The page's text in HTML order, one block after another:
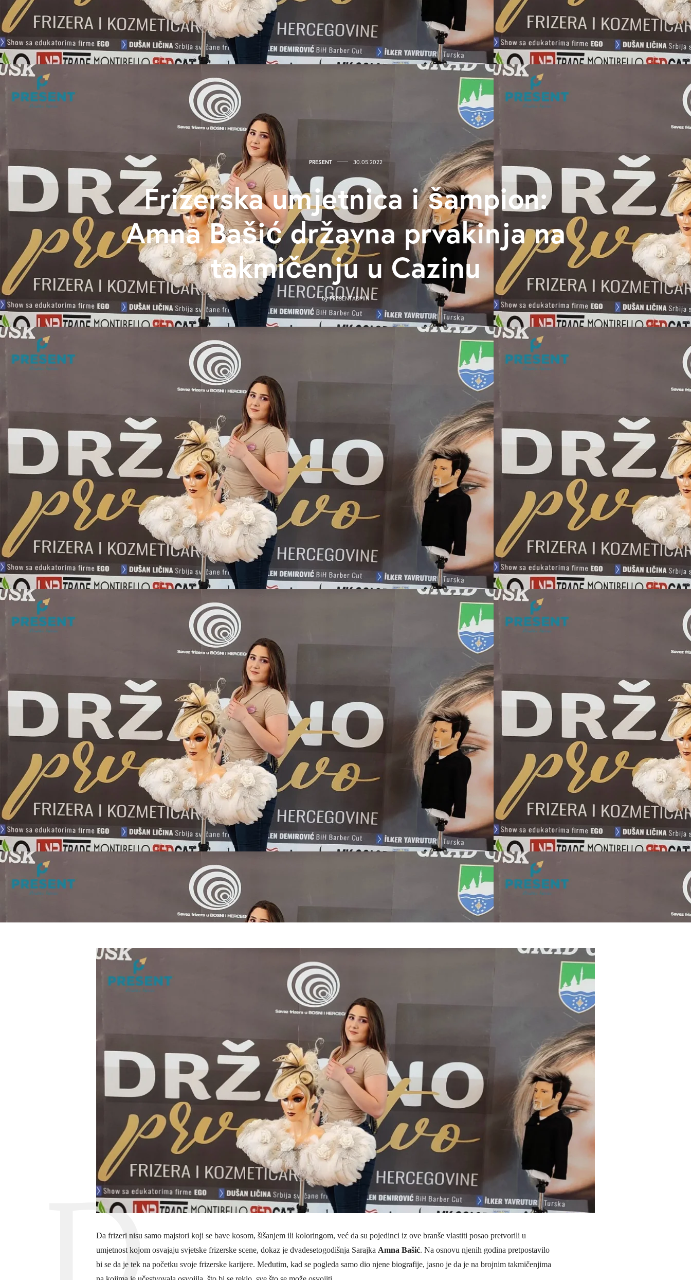
PRESENT 30.05.2022
Frizerska umjetnica i šampion:
Amna Bašić državna prvakinja na
takmičenju u Cazinu
by PRESENTADMIN
Da frizeri nisu samo majstori koji se bave kosom, šišanjem ili koloringom, već da su pojedinci iz ove branše vlastiti posao pretvorili u
umjetnost kojom osvajaju svjetske frizerske scene, dokaz je dvadesetogodišnja Sarajka Amna Bašić. Na osnovu njenih godina pretpostavilo
bi se da je tek na početku svoje frizerske karijere. Međutim, kad se pogleda samo dio njene biografije, jasno je da je na brojnim takmičenjima